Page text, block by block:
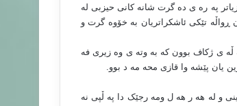
په ره ی ده گرت شانه کانی حیزبی له
ڕواڵه تێکی ئاشکراتریان به خۆوه گرت و
ڵه ی ژکاف بوون که به وته ی وه زیری فه
یان پێشه وا قازی محه مه د بوو.
و له هه ر هه ل ومه رجێک دا په ڵپی نه